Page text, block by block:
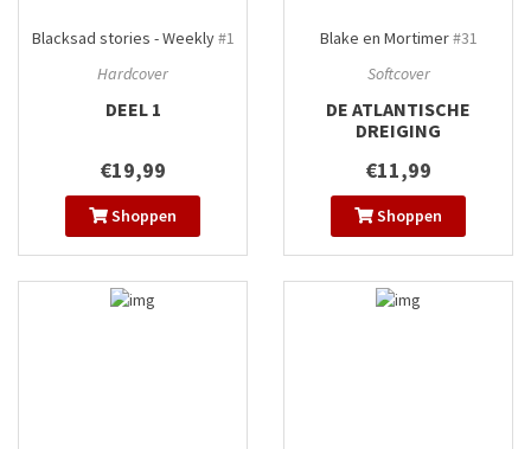
Blacksad stories - Weekly#1
Hardcover
DEEL 1
€19,99
Shoppen
Blake en Mortimer#31
Softcover
DE ATLANTISCHE
DREIGING
€11,99
Shoppen